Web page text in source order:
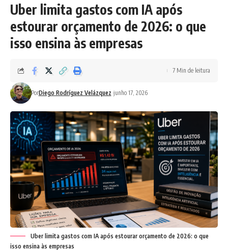
Uber limita gastos com IA após
estourar orçamento de 2026: o que
isso ensina às empresas
PorDiego Rodríguez Velázquez junho 17, 2026
7 Min de leitura
Uber limita gastos com IA após estourar orçamento de 2026: o que
isso ensina às empresas